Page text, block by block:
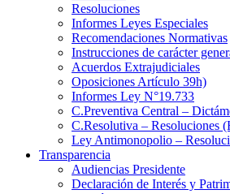
Resoluciones
Informes Leyes Especiales
Recomendaciones Normativas
Instrucciones de carácter
Acuerdos Extrajudiciales
Oposiciones Artículo 39h)
Informes Ley N°19.733
C.Preventiva Central –
C.Resolutiva – Resoluciones
Ley Antimonopolio –
Transparencia
Audiencias Presidente
Declaración de Interés y